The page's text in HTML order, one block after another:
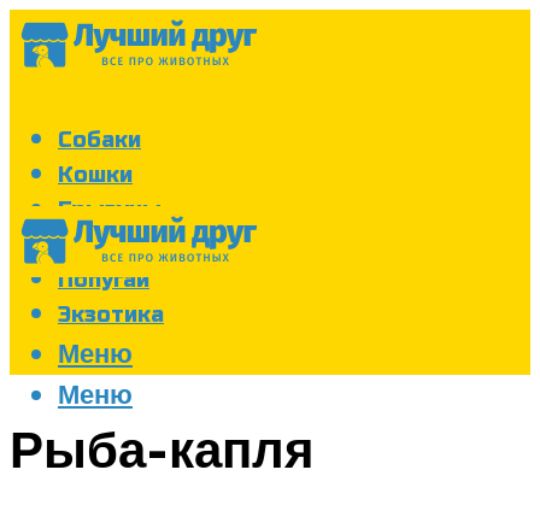
Собаки
Кошки
Грызуны
Аквариум
Попугаи
Экзотика
Меню
Меню
Рыба-капля